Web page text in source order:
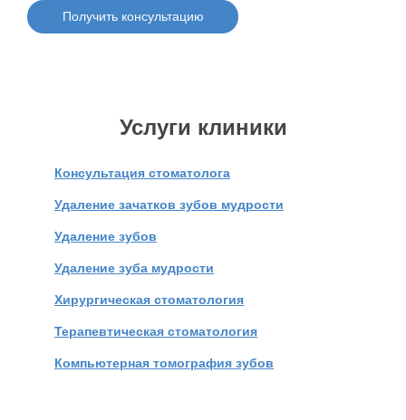
Получить консультацию
Услуги клиники
Консультация стоматолога
Удаление зачатков зубов мудрости
Удаление зубов
Удаление зуба мудрости
Хирургическая стоматология
Терапевтическая стоматология
Компьютерная томография зубов